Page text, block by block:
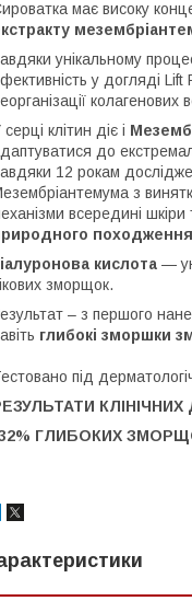
має високу
унікальному
у догляді
клітин діє і
до
12 рокам
з
всередині
кислота —
зморщок.
– з першого
глибокі зморшки
під
ГЛИБОКИХ